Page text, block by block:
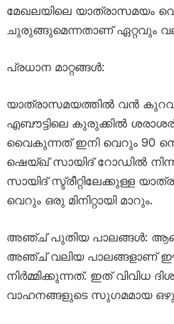
മേഖലയിലെ യാത്രാസമയം
ചുരുങ്ങുമെന്നതാണ് ഏറ്റവും
പ്രധാന മാറ്റങ്ങൾ:
യാത്രാസമയത്തിൽ വൻ കുറവ്:
എബൗട്ടിലെ കുരുക്കിൽ ശരാശരി
വൈകുന്നത് ഇനി വെറും 90
ഷെയ്ഖ് സായിദ് റോഡിൽ
സായിദ് സ്ട്രീറ്റിലേക്കുള്ള
വെറും ഒരു മിനിറ്റായി മാറും.
അഞ്ച് പുതിയ പാലങ്ങൾ: ആകെ
അഞ്ച് വലിയ പാലങ്ങളാണ് ഈ
നിർമ്മിക്കുന്നത്. ഇത് വിവിധ
വാഹനങ്ങളുടെ സുഗമമായ